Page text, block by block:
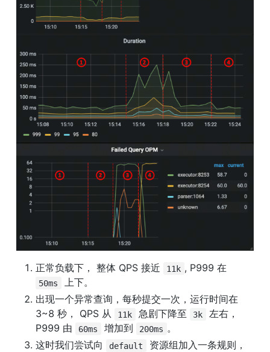
正常负载下， 整体 QPS 接近 11k
50ms
上下。
出现一个异常查询，每秒提交一次，运行时间在
3~8 秒， QPS 从
11k 急剧下降至 3k
左右，
P999 由
60ms 增加到 200ms 。
这时我们尝试向
default
资源组加入一条规则，